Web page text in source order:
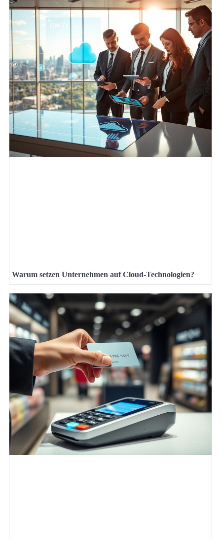
Warum setzen Unternehmen auf Cloud-Technologien?